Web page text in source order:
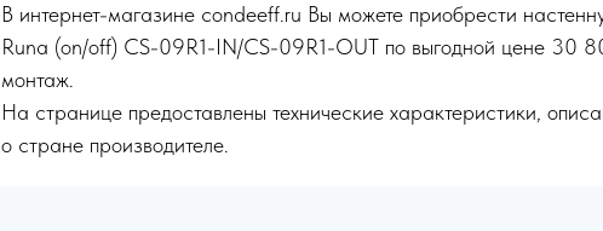
В интернет-магазине condeeff.ru Вы можете приобрести
Runa (on/off) CS-09R1-IN/CS-09R1-OUT по выгодной цене 30
монтаж.
На странице предоставлены технические характеристики,
о стране производителе.